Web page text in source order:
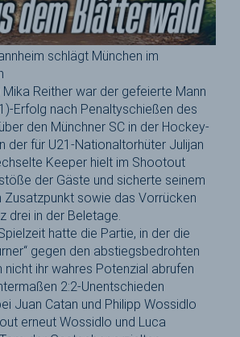
schlägt München im
Mika Reither war der gefeierte Mann
Erfolg nach Penaltyschießen des
den Münchner SC in der Hockey-
der für U21-Nationaltorhüter Julijan
Keeper hielt im Shootout
der Gäste und sicherte seinem
Zusatzpunkt sowie das Vorrücken
drei in der Beletage.
hatte die Partie, in der die
gegen den abstiegsbedrohten
nicht ihr wahres Potenzial abrufen
2:2-Unentschieden
Juan Catan und Philipp Wossidlo
erneut Wossidlo und Luca